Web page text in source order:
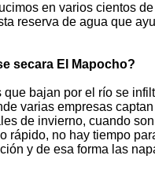
en varios cientos
reserva de agua que
secara El Mapocho?
bajan por el río se
varias empresas
de invierno, cuando
rápido, no hay tiempo
y de esa forma las